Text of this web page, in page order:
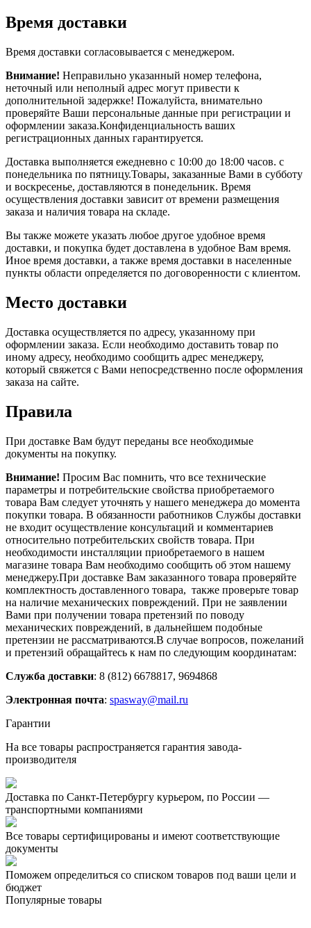
Время доставки
Время доставки согласовывается с менеджером.
Внимание! Неправильно указанный номер телефона,
неточный или неполный адрес могут привести к
дополнительной задержке! Пожалуйста, внимательно
проверяйте Ваши персональные данные при регистрации и
оформлении заказа.Конфиденциальность ваших
регистрационных данных гарантируется.
Доставка выполняется ежедневно с 10:00 до 18:00 часов. с
понедельника по пятницу.Товары, заказанные Вами в субботу
и воскресенье, доставляются в понедельник. Время
осуществления доставки зависит от времени размещения
заказа и наличия товара на складе.
Вы также можете указать любое другое удобное время
доставки, и покупка будет доставлена в удобное Вам время.
Иное время доставки, а также время доставки в населенные
пункты области определяется по договоренности с клиентом.
Место доставки
Доставка осуществляется по адресу, указанному при
оформлении заказа. Если необходимо доставить товар по
иному адресу, необходимо сообщить адрес менеджеру,
который свяжется с Вами непосредственно после оформления
заказа на сайте.
Правила
При доставке Вам будут переданы все необходимые
документы на покупку.
Внимание! Просим Вас помнить, что все технические
параметры и потребительские свойства приобретаемого
товара Вам следует уточнять у нашего менеджера до момента
покупки товара. В обязанности работников Службы доставки
не входит осуществление консультаций и комментариев
относительно потребительских свойств товара. При
необходимости инсталляции приобретаемого в нашем
магазине товара Вам необходимо сообщить об этом нашему
менеджеру.При доставке Вам заказанного товара проверяйте
комплектность доставленного товара, также проверьте товар
на наличие механических повреждений. При не заявлении
Вами при получении товара претензий по поводу
механических повреждений, в дальнейшем подобные
претензии не рассматриваются.В случае вопросов, пожеланий
и претензий обращайтесь к нам по следующим координатам:
Служба доставки: 8 (812) 6678817, 9694868
Электронная почта: spasway@mail.ru
Гарантии
На все товары распространяется гарантия завода-
производителя
Доставка по Санкт-Петербургу курьером, по России —
транспортными компаниями
Все товары сертифицированы и имеют соответствующие
документы
Поможем определиться со списком товаров под ваши цели и
бюджет
Популярные товары